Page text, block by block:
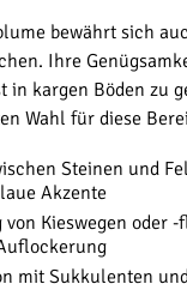
bewährt sich
Ihre
in kargen Böden zu
Wahl für diese
Steinen und
Akzente
von Kieswegen oder
mit Sukkulenten